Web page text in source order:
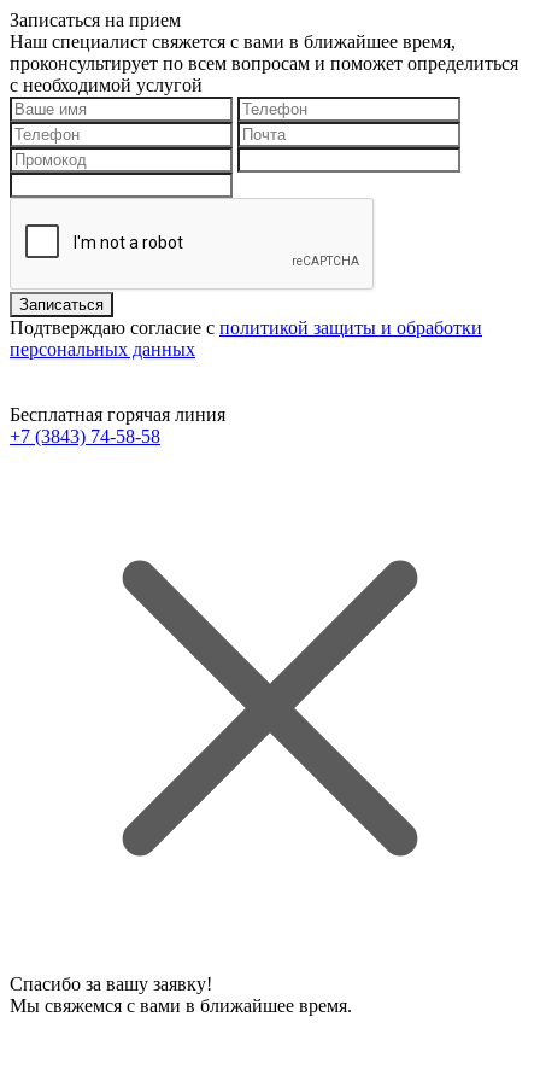
Записаться на прием
Наш специалист свяжется с вами в ближайшее время,
проконсультирует по всем вопросам и поможет определиться
с необходимой услугой
Подтверждаю согласие с политикой защиты и обработки
персональных данных
Бесплатная горячая линия
+7 (3843) 74-58-58
Спасибо за вашу заявку!
Мы свяжемся с вами в ближайшее время.